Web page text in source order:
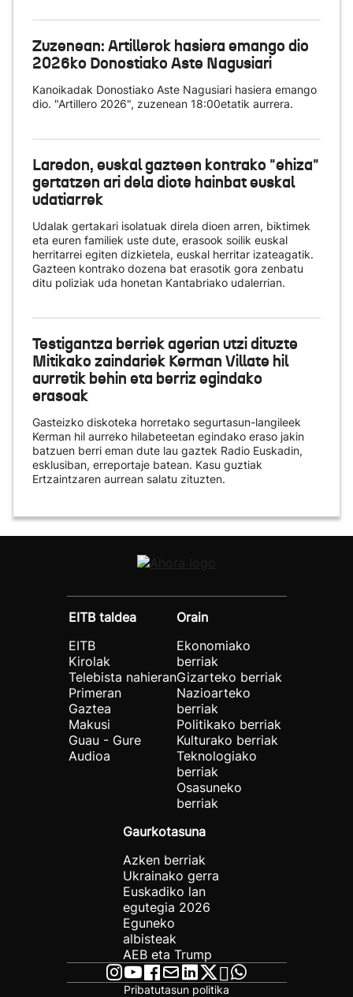
Zuzenean: Artillerok hasiera emango dio
2026ko Donostiako Aste Nagusiari
Kanoikadak Donostiako Aste Nagusiari hasiera emango
dio. "Artillero 2026", zuzenean 18:00etatik aurrera.
Laredon, euskal gazteen kontrako "ehiza"
gertatzen ari dela diote hainbat euskal
udatiarrek
Udalak gertakari isolatuak direla dioen arren, biktimek
eta euren familiek uste dute, erasook soilik euskal
herritarrei egiten dizkietela, euskal herritar izateagatik.
Gazteen kontrako dozena bat erasotik gora zenbatu
ditu poliziak uda honetan Kantabriako udalerrian.
Testigantza berriek agerian utzi dituzte
Mitikako zaindariek Kerman Villate hil
aurretik behin eta berriz egindako
erasoak
Gasteizko diskoteka horretako segurtasun-langileek
Kerman hil aurreko hilabeteetan egindako eraso jakin
batzuen berri eman dute lau gaztek Radio Euskadin,
esklusiban, erreportaje batean. Kasu guztiak
Ertzaintzaren aurrean salatu zituzten.
EITB taldea
EITB
Kirolak
Telebista nahieran
Primeran
Gaztea
Makusi
Guau - Gure
Audioa
Orain
Ekonomiako
berriak
Gizarteko berriak
Nazioarteko
berriak
Politikako berriak
Kulturako berriak
Teknologiako
berriak
Osasuneko
berriak
Gaurkotasuna
Azken berriak
Ukrainako gerra
Euskadiko lan
egutegia 2026
Eguneko
albisteak
AEB eta Trump
Pribatutasun politika